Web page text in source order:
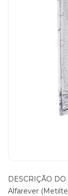
DESCRIÇÃO
Alfarever